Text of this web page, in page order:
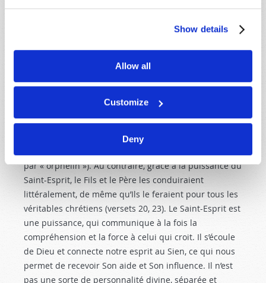
Show details
Allow all
Customize
Deny
traduit par esprit, est neutre, et prend toujours un
pronom neutre dans les langues où le neutre existe,
pronom masculin. En résumé, il faut retenir que le
pronom qu’on utilise, n’est en rien une preuve que le
nom auquel il est rattaché désigne une personne !
, Jésus souligna qu’après Son
départ pour rejoindre le Père, les disciples ne seraient
pas abandonnés (le terme grec utilisé au verset 18 est
par « orphelin »). Au contraire, grâce à la puissance du
Saint-Esprit, le Fils et le Père les conduiraient
littéralement, de même qu’Ils le feraient pour tous les
véritables chrétiens (versets 20, 23). Le Saint-Esprit est
une puissance, qui communique à la fois la
compréhension et la force à celui qui croit. Il s’écoule
de Dieu et connecte notre esprit au Sien, ce qui nous
permet de recevoir Son aide et Son influence. Il n’est
pas une sorte de personnalité divine, séparée et